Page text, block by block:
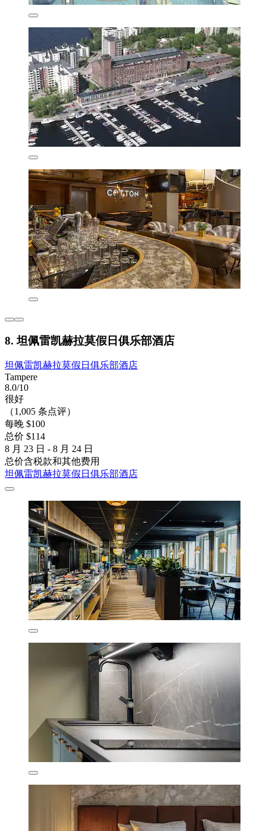
8. 坦佩雷凯赫拉莫假日俱乐部酒店
坦佩雷凯赫拉莫假日俱乐部酒店
Tampere
8.0/10
很好
（1,005 条点评）
每晚 $100
总价 $114
8 月 23 日 - 8 月 24 日
总价含税款和其他费用
坦佩雷凯赫拉莫假日俱乐部酒店